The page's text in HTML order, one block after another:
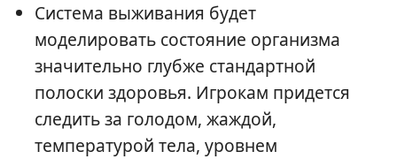
Система выживания будет
моделировать состояние организма
значительно глубже стандартной
полоски здоровья. Игрокам придется
следить за голодом, жаждой,
температурой тела, уровнем